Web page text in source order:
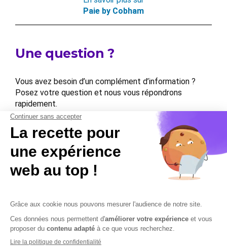
Paie by Cobham
Une question ?
Vous avez besoin d’un complément d’information ?
Posez votre question et nous vous répondrons
rapidement.
Contactez-nous
Contactez-nous Mentions légales
Plan du site
Sécurisation des données
Conditions Générales de Vente et d’Utilisation